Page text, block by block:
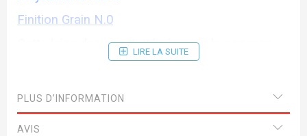
Finition Grain N.0
Cette laine dacier est utilisée pour le ponçage
des meubles neufs et leur préparation avant
servir au décirage des vieux meubles sans en
altérer la patine ou encore au nettoyage des
marbres et autres pierres lisses. Les
LIRE LA SUITE
PLUS D’INFORMATION
AVIS